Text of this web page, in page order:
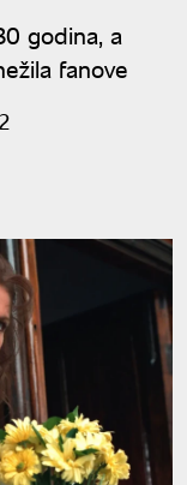
godina, a
fanove